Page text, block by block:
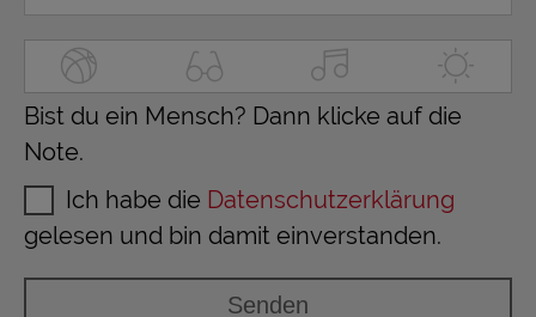
Bist du ein Mensch? Dann klicke auf die
Note.
Ich habe die Datenschutzerklärung
gelesen und bin damit einverstanden.